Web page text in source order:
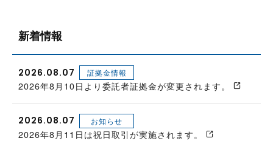
新着情報
2026.08.07 証拠金情報
2026年8月10日より委託者証拠金が変更されます。
2026.08.07 お知らせ
2026年8月11日は祝日取引が実施されます。